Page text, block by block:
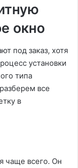
окно
под заказ, хотя
установки
типа
все
в
чаще всего. Он